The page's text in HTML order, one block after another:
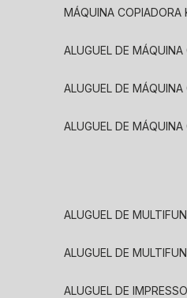
MÁQUINA
ALUGUEL DE
ALUGUEL DE
ALUGUEL DE
ALUGUEL DE
ALUGUEL DE
ALUGUEL DE